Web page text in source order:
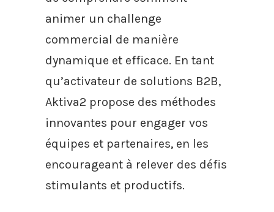
animer un challenge
commercial de manière
dynamique et efficace. En tant
qu’activateur de solutions B2B,
Aktiva2 propose des méthodes
innovantes pour engager vos
équipes et partenaires, en les
encourageant à relever des défis
stimulants et productifs.